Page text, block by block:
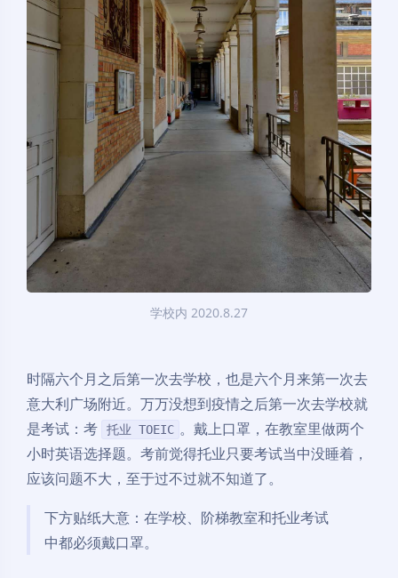
学校内 2020.8.27
时隔六个月之后第一次去学校，也是六个月来第一次去
意大利广场附近。万万没想到疫情之后第一次去学校就
是考试：考
托业 TOEIC 。戴上口罩，在教室里做两个
小时英语选择题。考前觉得托业只要考试当中没睡着，
应该问题不大，至于过不过就不知道了。
下方贴纸大意：在学校、阶梯教室和托业考试
中都必须戴口罩。